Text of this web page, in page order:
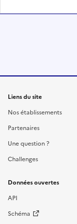
Liens du site
Nos établissements
Partenaires
Une question ?
Challenges
Données ouvertes
API
Schéma